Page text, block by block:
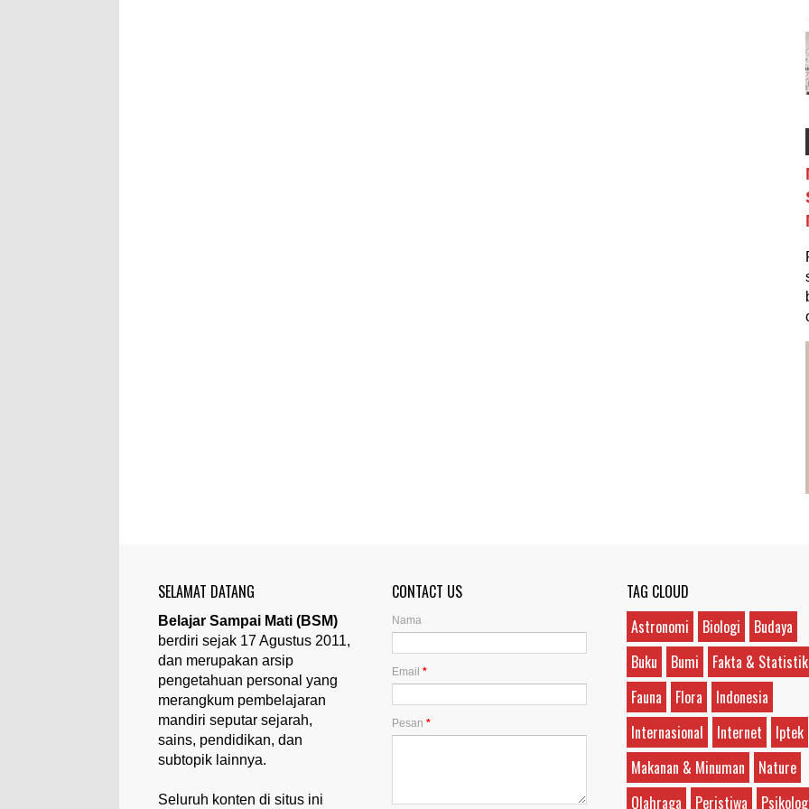
SELAMAT DATANG
Belajar Sampai Mati (BSM)
berdiri sejak 17 Agustus 2011,
dan merupakan arsip
pengetahuan personal yang
merangkum pembelajaran
mandiri seputar sejarah,
sains, pendidikan, dan
subtopik lainnya.
Seluruh konten di situs ini
CONTACT US
Nama
Email*
Pesan*
TAG CLOUD
Astronomi
Biologi
Budaya
Buku
Bumi
Fakta & Statistik
Fauna
Flora
Indonesia
Internasional
Internet
Iptek
Makanan & Minuman
Nature
Olahraga
Peristiwa